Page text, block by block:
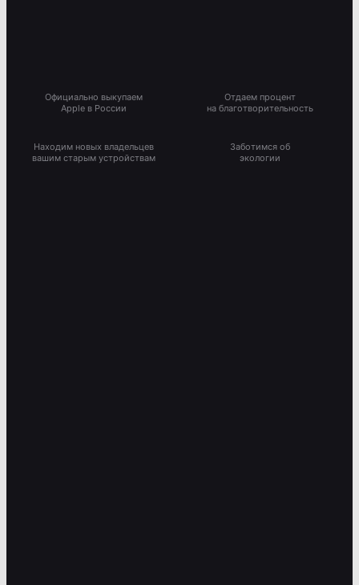
Официально выкупаем
Apple в России
Отдаем процент
на благотворительность
Находим новых владельцев
вашим старым устройствам
Заботимся об
экологии